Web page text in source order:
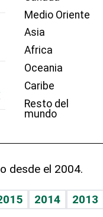
Medio Oriente
Asia
Africa
Oceania
Caribe
Resto del
mundo
desde el 2004.
2014 2013